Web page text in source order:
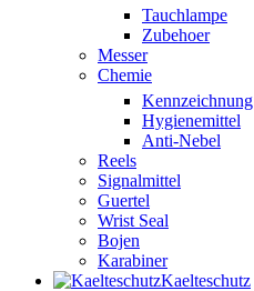
Tauchlampe
Zubehoer
Messer
Chemie
Kennzeichnung
Hygienemittel
Anti-Nebel
Reels
Signalmittel
Guertel
Wrist Seal
Bojen
Karabiner
Kaelteschutz